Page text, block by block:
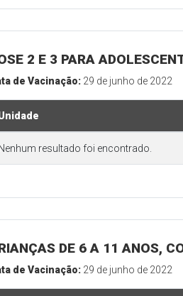
2 E 3 PARA
de Vacinação: 29 de junho de 2022
Nenhum resultado foi encontrado.
DE 6 A 11 ANOS,
de Vacinação: 29 de junho de 2022